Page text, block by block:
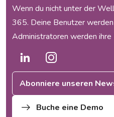
mit
Wenn du nicht unter der
365. Deine Benutzer
Administratoren werden
Abonniere unseren
Buche eine Demo